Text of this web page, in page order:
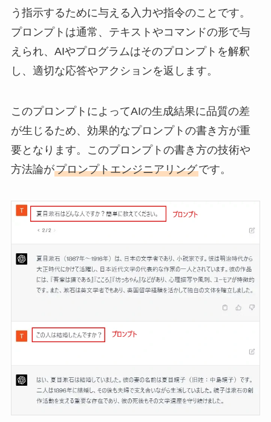
う指示するために与える入力や指令のことです。
プロンプトは通常、テキストやコマンドの形で与
えられ、AIやプログラムはそのプロンプトを解釈
し、適切な応答やアクションを返します。
このプロンプトによってAIの生成結果に品質の差
が生じるため、効果的なプロンプトの書き方が重
要となります。このプロンプトの書き方の技術や
方法論がプロンプトエンジニアリングです。